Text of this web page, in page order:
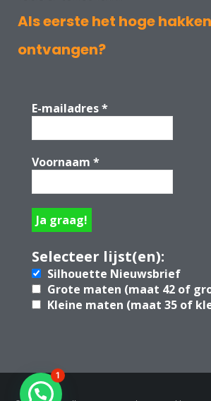
Als eerste het hoge
ontvangen?
E-mailadres*
Voornaam *
Selecteer lijst(en):
Silhouette Nieuwsbrief
Grote maten (maat 42 of
Kleine maten (maat 35 of
1